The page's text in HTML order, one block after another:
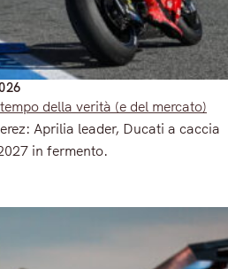
della verità (e del mercato)
Aprilia leader, Ducati a caccia
in fermento.